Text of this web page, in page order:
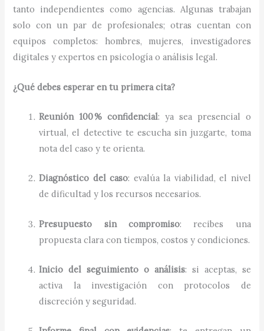
tanto independientes como agencias. Algunas trabajan
solo con un par de profesionales; otras cuentan con
equipos completos: hombres, mujeres, investigadores
digitales y expertos en psicología o análisis legal.
¿Qué debes esperar en tu primera cita?
Reunión 100 % confidencial: ya sea presencial o
virtual, el detective te escucha sin juzgarte, toma
nota del caso y te orienta.
Diagnóstico del caso: evalúa la viabilidad, el nivel
de dificultad y los recursos necesarios.
Presupuesto sin compromiso: recibes una
propuesta clara con tiempos, costos y condiciones.
Inicio del seguimiento o análisis: si aceptas, se
activa la investigación con protocolos de
discreción y seguridad.